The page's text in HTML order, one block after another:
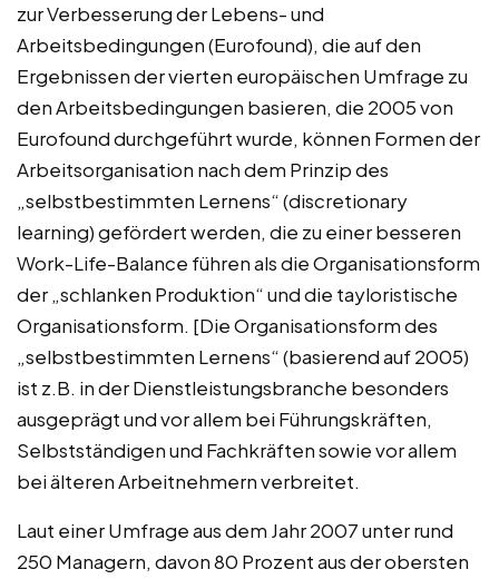
zur Verbesserung der Lebens- und
Arbeitsbedingungen (Eurofound), die auf den
Ergebnissen der vierten europäischen Umfrage zu
den Arbeitsbedingungen basieren, die 2005 von
Eurofound durchgeführt wurde, können Formen der
Arbeitsorganisation nach dem Prinzip des
„selbstbestimmten Lernens“ (discretionary
learning) gefördert werden, die zu einer besseren
Work-Life-Balance führen als die Organisationsform
der „schlanken Produktion“ und die tayloristische
Organisationsform. [Die Organisationsform des
„selbstbestimmten Lernens“ (basierend auf 2005)
ist z.B. in der Dienstleistungsbranche besonders
ausgeprägt und vor allem bei Führungskräften,
Selbstständigen und Fachkräften sowie vor allem
bei älteren Arbeitnehmern verbreitet.
Laut einer Umfrage aus dem Jahr 2007 unter rund
250 Managern, davon 80 Prozent aus der obersten